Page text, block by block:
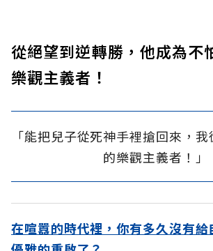
從絕望到逆轉勝，他成為不
樂觀主義者！
「能把兒子從死神手裡搶回來，
的樂觀主義者！」
在喧囂的時代裡，你有多久沒有